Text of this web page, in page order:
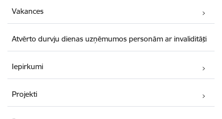
Vakances
Atvērto durvju dienas uzņēmumos personām ar invaliditāti
Iepirkumi
Projekti